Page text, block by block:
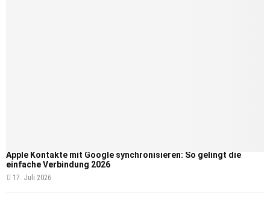
Apple Kontakte mit Google synchronisieren: So gelingt die
einfache Verbindung 2026
17. Juli 2026